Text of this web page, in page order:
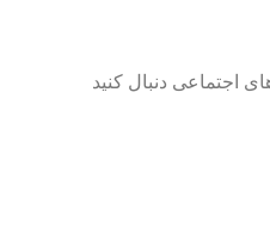
اجتماعی دنبال کنید